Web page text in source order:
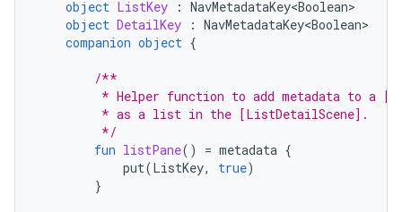
object ListKey : NavMetadataKey<Boolean>
object DetailKey : NavMetadataKey<Boolean>
companion object {
/**
* Helper function to add metadata to a
         * as a list in the [ListDetailScene].
         */
fun listPane() = metadata {
put(ListKey, true)
}